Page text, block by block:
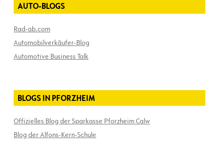
AUTO-BLOGS
Rad-ab.com
Automobilverkäufer-Blog
Automotive Business Talk
BLOGS IN PFORZHEIM
Offizielles Blog der Sparkasse Pforzheim Calw
Blog der Alfons-Kern-Schule